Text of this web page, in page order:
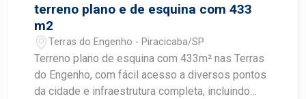
terreno plano e de esquina com 433
m2
Terras do Engenho - Piracicaba/SP
Terreno plano de esquina com 433m² nas Terras
do Engenho, com fácil acesso a diversos pontos
da cidade e infraestrutura completa, incluindo